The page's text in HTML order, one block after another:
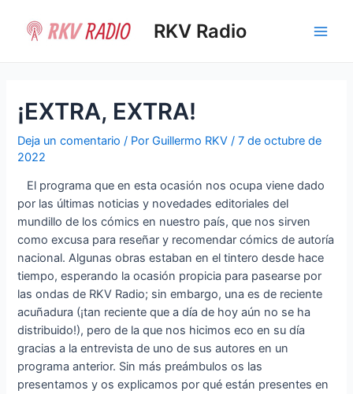
contenido
RKV Radio
¡EXTRA, EXTRA!
Deja un comentario / PorGuillermo RKV/7 de octubre de
2022
El programa que en esta ocasión nos ocupa viene dado
por las últimas noticias y novedades editoriales del
mundillo de los cómics en nuestro país, que nos sirven
como excusa para reseñar y recomendar cómics de autoría
nacional. Algunas obras estaban en el tintero desde hace
tiempo, esperando la ocasión propicia para pasearse por
las ondas de RKV Radio; sin embargo, una es de reciente
acuñadura (¡tan reciente que a día de hoy aún no se ha
distribuido!), pero de la que nos hicimos eco en su día
gracias a la entrevista de uno de sus autores en un
programa anterior. Sin más preámbulos os las
presentamos y os explicamos por qué están presentes en